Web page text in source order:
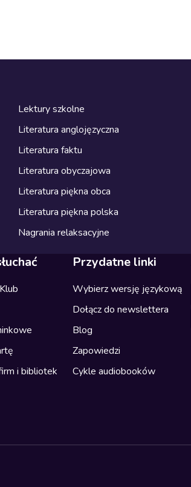
Lektury szkolne
Literatura anglojęzyczna
Literatura faktu
Literatura obyczajowa
Literatura piękna obca
Literatura piękna polska
Nagrania relaksacyjne
i bibliotek
Przydatne linki
Wybierz wersję językową
Dołącz do newslettera
Blog
Zapowiedzi
Cykle audiobooków